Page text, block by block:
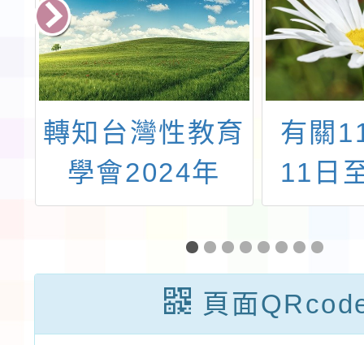
轉知台灣性教育
學會2024年
「多元對話，尊
重專業～建構本
土化性教育」學
術研討會實施計
有關
11日
北世
「
亞太
會
頁面